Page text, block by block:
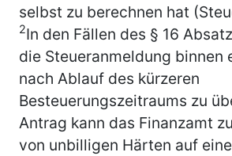
selbst zu berechnen hat
2In den Fällen des § 16
die Steueranmeldung binnen
nach Ablauf des kürzeren
Besteuerungszeitraums zu
Antrag kann das Finanzamt
von unbilligen Härten auf